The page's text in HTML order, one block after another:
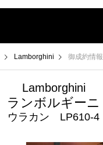
Lamborghini 御成約情報
Lamborghini
ランボルギーニ
ウラカン LP610-4